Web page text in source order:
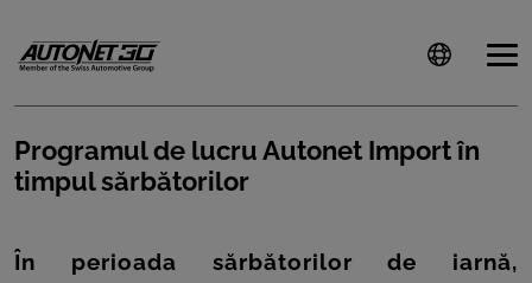
ȘTIRI
CLIENTI
Programul de lucru Autonet Import în
timpul sărbătorilor
În perioada sărbătorilor de iarnă,